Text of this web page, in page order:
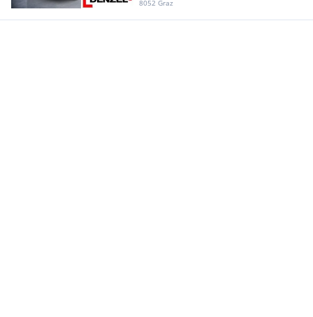
8052 Graz